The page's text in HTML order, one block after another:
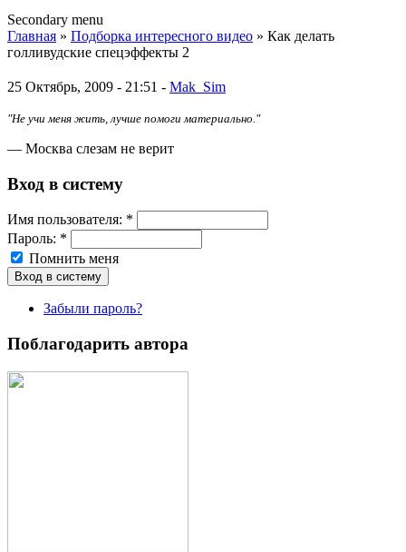
Secondary menu
Главная » Подборка интересного видео » Как делать
голливудские спецэффекты 2
25 Октябрь, 2009 - 21:51 - Mak_Sim
"Не учи меня жить, лучше помоги материально."
— Москва слезам не верит
Вход в систему
Имя пoльзовaтeля: *
Пароль: *
Помнить меня
Забыли пароль?
Поблагодарить автора